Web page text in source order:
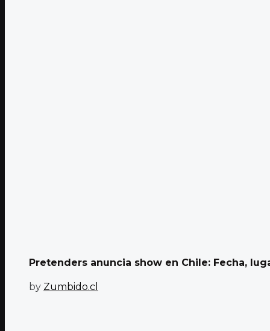
Pretenders anuncia show en Chile: Fecha,
by Zumbido.cl